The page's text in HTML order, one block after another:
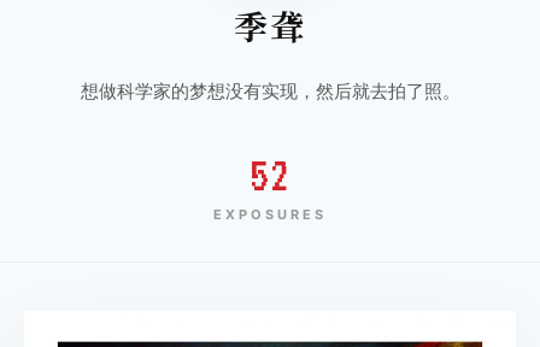
季聋
想做科学家的梦想没有实现，然后就去拍了照。
52
EXPOSURES